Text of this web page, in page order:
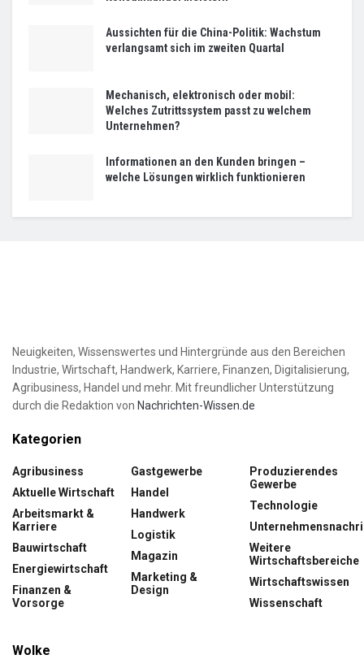
Aussichten für die China-Politik: Wachstum
verlangsamt sich im zweiten Quartal
Mechanisch, elektronisch oder mobil:
Welches Zutrittssystem passt zu welchem
Unternehmen?
Informationen an den Kunden bringen –
welche Lösungen wirklich funktionieren
Neuigkeiten, Wissenswertes und Hintergründe aus den Bereichen
Industrie, Wirtschaft, Handwerk, Karriere, Finanzen, Digitalisierung,
Agribusiness, Handel und mehr. Mit freundlicher Unterstützung
durch die Redaktion von Nachrichten-Wissen.de
Kategorien
Agribusiness
Aktuelle Wirtschaft
Arbeitsmarkt &
Karriere
Bauwirtschaft
Energiewirtschaft
Finanzen &
Vorsorge
Gastgewerbe
Handel
Handwerk
Logistik
Magazin
Marketing &
Design
Produzierendes
Gewerbe
Technologie
Weitere
Wirtschaftsbereiche
Wirtschaftswissen
Wissenschaft
Wolke